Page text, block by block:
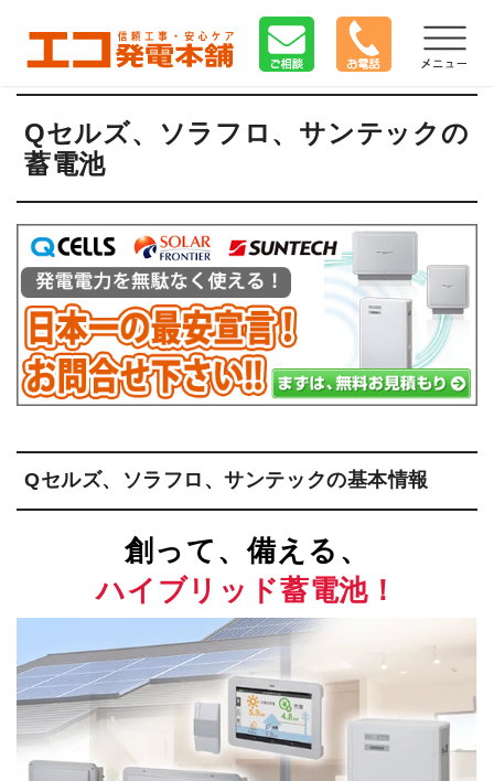
Qセルズ、ソラフロ、サンテックの
蓄電池
Qセルズ、ソラフロ、サンテックの基本情報
創って、備える、
ハイブリッド蓄電池！